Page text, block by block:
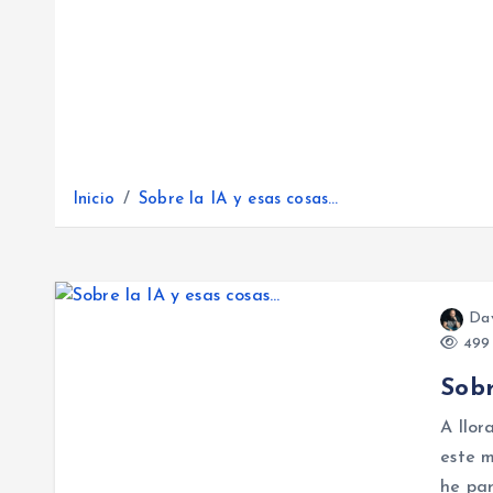
Inicio Sobre la IA y esas cosas…
499
A
este
he